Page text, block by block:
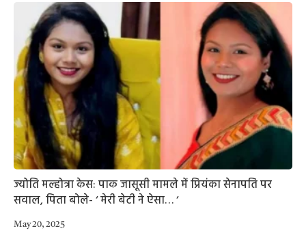
ज्योति मल्होत्रा केस: पाक जासूसी मामले में प्रियंका सेनापति पर
सवाल, पिता बोले- ‘ मेरी बेटी ने ऐसा… ‘
May 20, 2025